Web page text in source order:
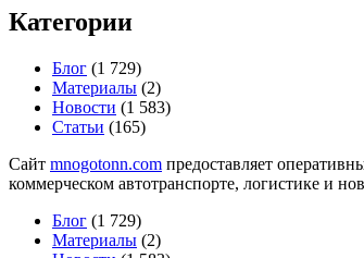
Категории
Блог (1 729)
Материалы (2)
Новости (1 583)
Статьи (165)
Сайт mnogotonn.com предоставляет
коммерческом автотранспорте, логистике и
Блог (1 729)
Материалы (2)